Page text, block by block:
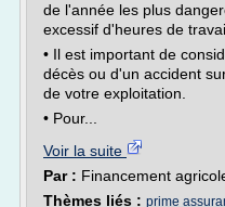
de l'année les plus
excessif d'heures de
• Il est important de
décès ou d'un accident
de votre exploitation.
• Pour...
Voir la suite
Par : Financement
Thèmes liés : prime